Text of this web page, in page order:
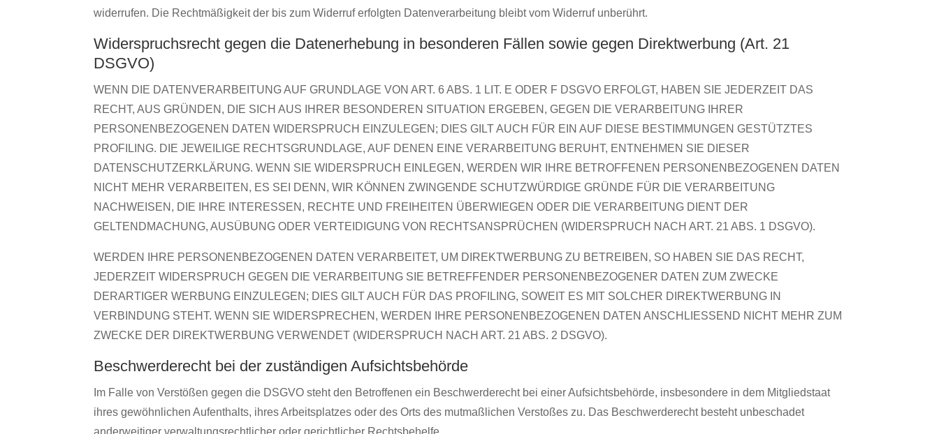
widerrufen. Die Rechtmäßigkeit der bis zum Widerruf erfolgten Datenverarbeitung bleibt vom Widerruf unberührt.
Widerspruchsrecht gegen die Datenerhebung in besonderen Fällen sowie gegen Direktwerbung (Art. 21
DSGVO)
WENN DIE DATENVERARBEITUNG AUF GRUNDLAGE VON ART. 6 ABS. 1 LIT. E ODER F DSGVO ERFOLGT, HABEN SIE JEDERZEIT DAS
RECHT, AUS GRÜNDEN, DIE SICH AUS IHRER BESONDEREN SITUATION ERGEBEN, GEGEN DIE VERARBEITUNG IHRER
PERSONENBEZOGENEN DATEN WIDERSPRUCH EINZULEGEN; DIES GILT AUCH FÜR EIN AUF DIESE BESTIMMUNGEN GESTÜTZTES
PROFILING. DIE JEWEILIGE RECHTSGRUNDLAGE, AUF DENEN EINE VERARBEITUNG BERUHT, ENTNEHMEN SIE DIESER
DATENSCHUTZERKLÄRUNG. WENN SIE WIDERSPRUCH EINLEGEN, WERDEN WIR IHRE BETROFFENEN PERSONENBEZOGENEN DATEN
NICHT MEHR VERARBEITEN, ES SEI DENN, WIR KÖNNEN ZWINGENDE SCHUTZWÜRDIGE GRÜNDE FÜR DIE VERARBEITUNG
NACHWEISEN, DIE IHRE INTERESSEN, RECHTE UND FREIHEITEN ÜBERWIEGEN ODER DIE VERARBEITUNG DIENT DER
GELTENDMACHUNG, AUSÜBUNG ODER VERTEIDIGUNG VON RECHTSANSPRÜCHEN (WIDERSPRUCH NACH ART. 21 ABS. 1 DSGVO).
WERDEN IHRE PERSONENBEZOGENEN DATEN VERARBEITET, UM DIREKTWERBUNG ZU BETREIBEN, SO HABEN SIE DAS RECHT,
JEDERZEIT WIDERSPRUCH GEGEN DIE VERARBEITUNG SIE BETREFFENDER PERSONENBEZOGENER DATEN ZUM ZWECKE
DERARTIGER WERBUNG EINZULEGEN; DIES GILT AUCH FÜR DAS PROFILING, SOWEIT ES MIT SOLCHER DIREKTWERBUNG IN
VERBINDUNG STEHT. WENN SIE WIDERSPRECHEN, WERDEN IHRE PERSONENBEZOGENEN DATEN ANSCHLIESSEND NICHT MEHR ZUM
ZWECKE DER DIREKTWERBUNG VERWENDET (WIDERSPRUCH NACH ART. 21 ABS. 2 DSGVO).
Beschwerde­recht bei der zuständigen Aufsichts­behörde
Im Falle von Verstößen gegen die DSGVO steht den Betroffenen ein Beschwerderecht bei einer Aufsichtsbehörde, insbesondere in dem Mitgliedstaat
ihres gewöhnlichen Aufenthalts, ihres Arbeitsplatzes oder des Orts des mutmaßlichen Verstoßes zu. Das Beschwerderecht besteht unbeschadet
anderweitiger verwaltungsrechtlicher oder gerichtlicher Rechtsbehelfe.